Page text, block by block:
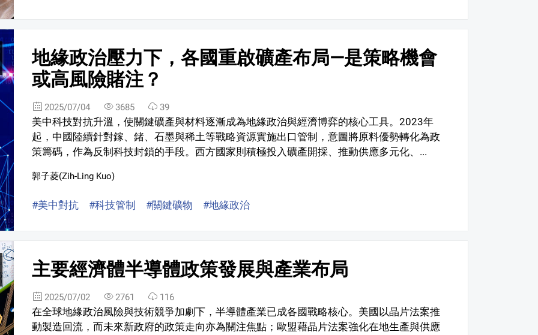
地緣政治壓力下，各國重啟礦產布局—是策略機會
或高風險賭注？
2025/07/04 3685 39
美中科技對抗升溫，使關鍵礦產與材料逐漸成為地緣政治與經濟博弈的核心工具。2023年
起，中國陸續針對鎵、鍺、石墨與稀土等戰略資源實施出口管制，意圖將原料優勢轉化為政
策籌碼，作為反制科技封鎖的手段。西方國家則積極投入礦產開採、推動供應多元化、...
郭子菱(Zih-Ling Kuo)
#美中對抗 #科技管制 #關鍵礦物 #地緣政治
主要經濟體半導體政策發展與產業布局
2025/07/02 2761 116
在全球地緣政治風險與技術競爭加劇下，半導體產業已成各國戰略核心。美國以晶片法案推
動製造回流，而未來新政府的政策走向亦為關注焦點；歐盟藉晶片法案強化在地生產與供應